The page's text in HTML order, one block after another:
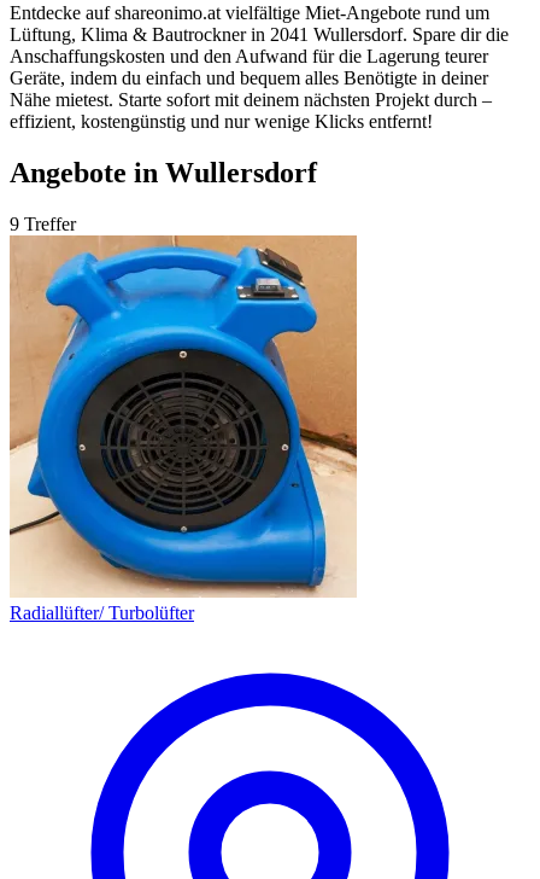
Entdecke auf shareonimo.at vielfältige Miet-Angebote rund um
Lüftung, Klima & Bautrockner in 2041 Wullersdorf. Spare dir die
Anschaffungskosten und den Aufwand für die Lagerung teurer
Geräte, indem du einfach und bequem alles Benötigte in deiner
Nähe mietest. Starte sofort mit deinem nächsten Projekt durch –
effizient, kostengünstig und nur wenige Klicks entfernt!
Angebote in Wullersdorf
9 Treffer
Radiallüfter/ Turbolüfter